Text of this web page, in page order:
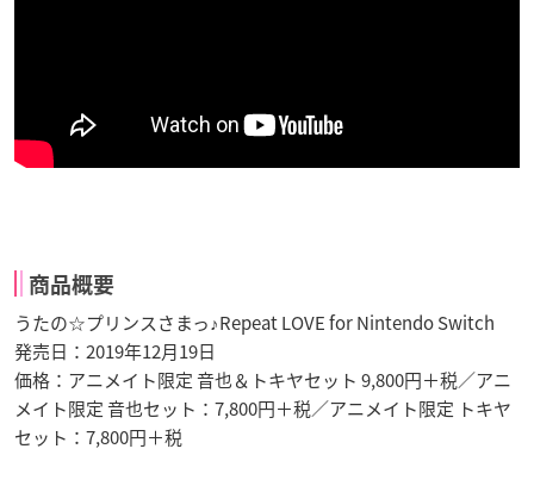
商品概要
うたの☆プリンスさまっ♪Repeat LOVE for Nintendo Switch
発売日：2019年12月19日
価格：アニメイト限定 音也＆トキヤセット 9,800円＋税／アニ
メイト限定 音也セット：7,800円＋税／アニメイト限定 トキヤ
セット：7,800円＋税